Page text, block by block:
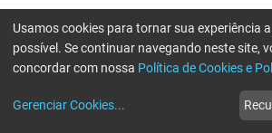
Usamos cookies para tornar sua experiência
possível. Se continuar navegando neste site,
concordar com nossa Política de Cookies e
Gerenciar Cookies...
Erro ao enviar informações, por favor tente